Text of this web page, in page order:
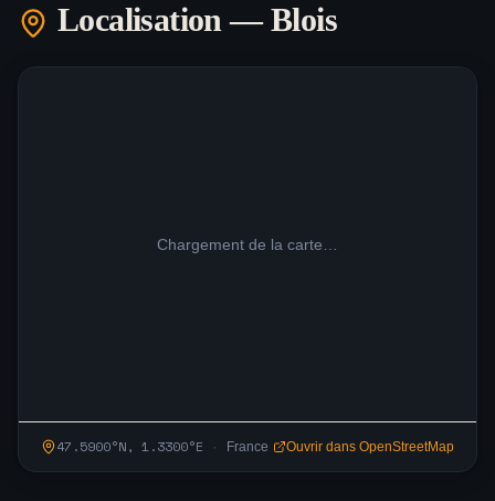
Localisation —Blois
Chargement de la carte…
47.5900°N, 1.3300°E · France Ouvrir dans OpenStreetMap